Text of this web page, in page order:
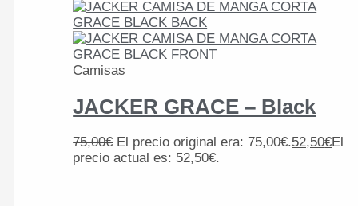
Camisas
JACKER GRACE – Black
75,00€ El precio original era: 75,00€.52,50€El
precio actual es: 52,50€.